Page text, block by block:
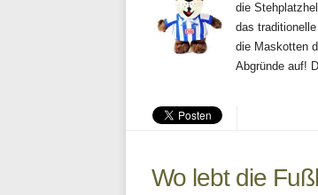
die
das
die Maskotten
Abgründe auf!
Wo lebt die